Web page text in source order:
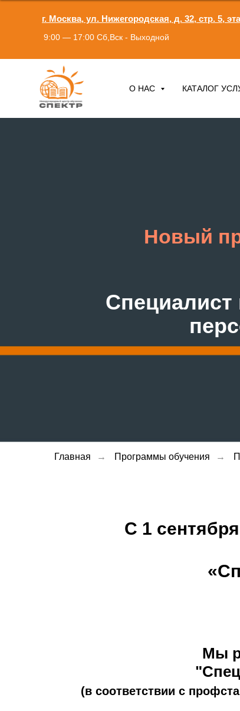
г. Москва, ул. Нижегородская, д. 32, стр. 5,
9:00 — 17:00 Сб,Вск - Выходной
О НАС КАТАЛОГ
Новый
Главная → Программы обучения →
С 1
Мы
(в соответствии с